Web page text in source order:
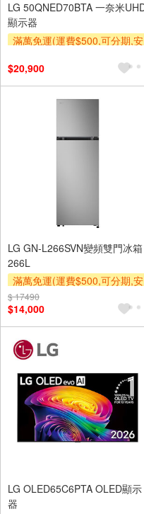
LG 50QNED70BTA 一奈米UHD
顯示器
滿萬免運(運費$500,可分期,安
及使用6期以上分期0利率,需付
基本安裝運費)
滿額贈券
$20,900
LG GN-L266SVN變頻雙門冰箱
266L
滿萬免運(運費$500,可分期,安
裝跨區費另計,單品未滿1萬元
及使用6期以上分期0利率,需付
基本安裝運費)
滿額贈券
$ 17490
$14,000
LG OLED65C6PTA OLED顯示
器